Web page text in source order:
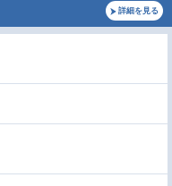
詳細を見る